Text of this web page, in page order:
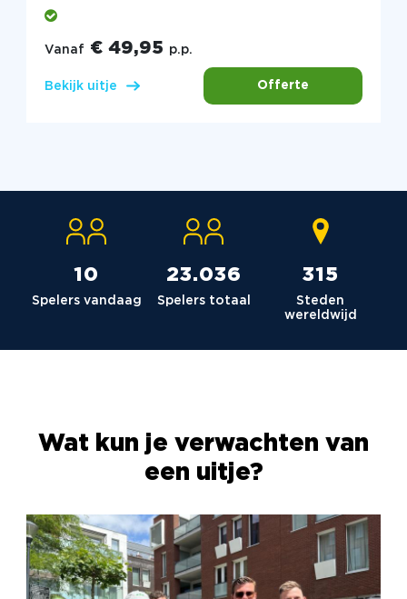
Vanaf € 49,95 p.p.
Bekijk uitje Offerte
10
Spelers vandaag
23.036
Spelers totaal
315
Steden
wereldwijd
Wat kun je verwachten van
een uitje?